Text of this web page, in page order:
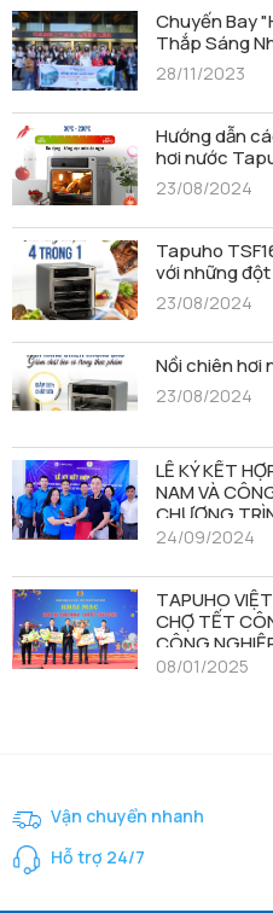
Chuyến Bay
Thắp Sáng
28/11/2023
Hướng dẫn
hơi nước
23/08/2024
Tapuho
với những
23/08/2024
Nồi chiên hơi
23/08/2024
LỄ KÝ KẾT
NAM VÀ
CHƯƠNG
VIÊN
24/09/2024
TAPUHO
CHỢ TẾT
CÔNG
08/01/2025
Vận chuyển nhanh
Hỗ trợ 24/7